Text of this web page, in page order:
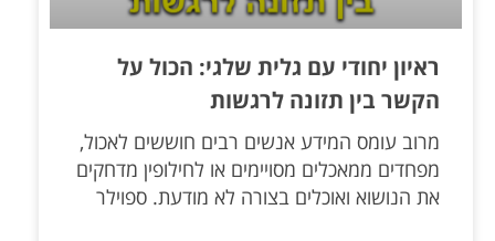
ראיון יחודי עם גלית שלגי: הכול על
הקשר בין תזונה לרגשות
מרוב עומס המידע אנשים רבים חוששים לאכול,
מפחדים ממאכלים מסויימים או לחילופין מדחקים
את הנושוא ואוכלים בצורה לא מודעת. ספוילר